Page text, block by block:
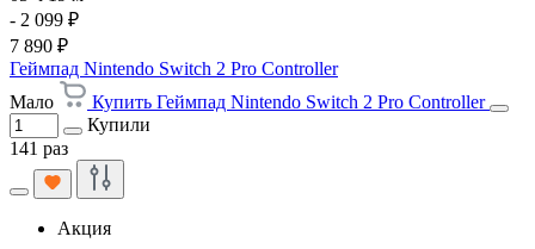
- 2 099 ₽
7 890 ₽
Геймпад Nintendo Switch 2 Pro Controller
Мало
Купить Геймпад Nintendo Switch 2 Pro Controller
Купили
141 раз
Акция